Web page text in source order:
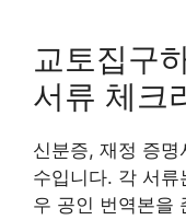
교토집구
서류 체크
신분증, 재정 증
수입니다. 각 서
우 공인 번역본을